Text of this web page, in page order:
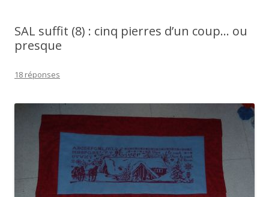
SAL suffit (8) : cinq pierres d’un coup… ou
presque
18 réponses